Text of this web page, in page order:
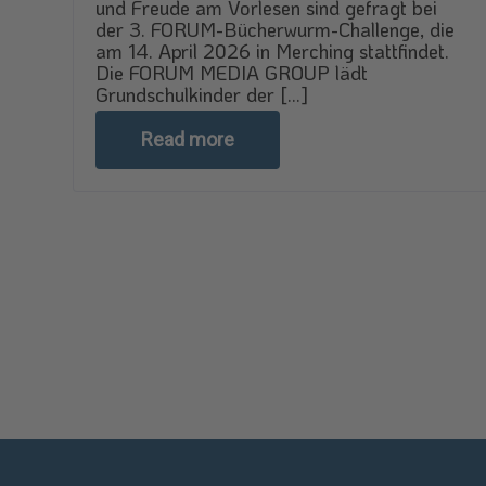
und Freude am Vorlesen sind gefragt bei
der 3. FORUM-Bücherwurm-Challenge, die
am 14. April 2026 in Merching stattfindet.
Die FORUM MEDIA GROUP lädt
Grundschulkinder der [...]
Read more